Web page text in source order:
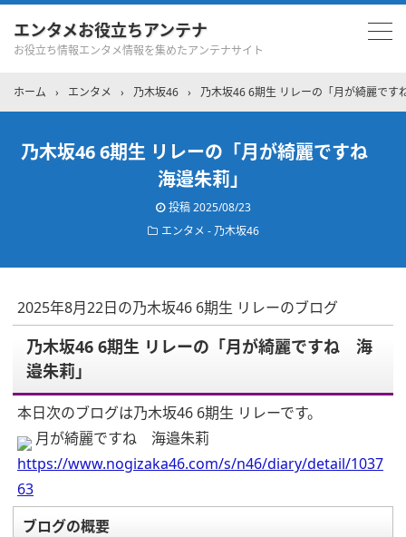
エンタメお役立ちアンテナ
お役立ち情報エンタメ情報を集めたアンテナサイト
ホーム › エンタメ › 乃木坂46 › 乃木坂46 6期生 リレーの「月が綺麗で
乃木坂46 6期生 リレーの「月が綺麗ですね
海邉朱莉」
投稿2025/08/23
エンタメ - 乃木坂46
2025年8月22日の乃木坂46 6期生 リレーのブログ
乃木坂46 6期生 リレーの「月が綺麗ですね 海
邉朱莉」
本日次のブログは乃木坂46 6期生 リレーです。
月が綺麗ですね 海邉朱莉
https://www.nogizaka46.com/s/n46/diary/detail/1037
63
ブログの概要